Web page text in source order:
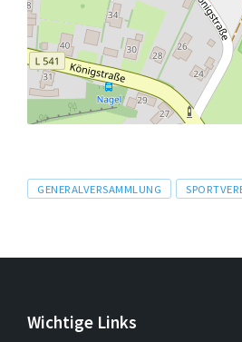
Tags
GENERALVERSAMMLUNG
Wichtige Links